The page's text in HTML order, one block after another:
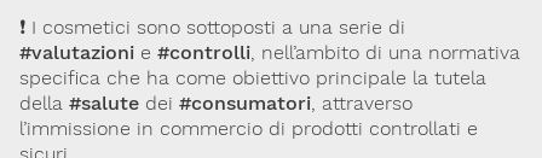
❗ I cosmetici sono sottoposti a una serie di
#valutazioni e #controlli, nell’ambito di una normativa
specifica che ha come obiettivo principale la tutela
della #salute dei #consumatori, attraverso
l’immissione in commercio di prodotti controllati e
Link utili
La Società